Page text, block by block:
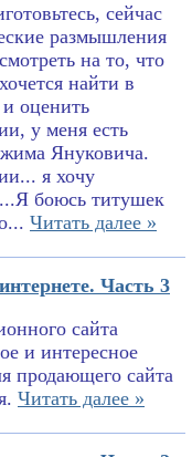
сейчас
размышления
на то, что
найти в
оценить
у меня есть
Януковича.
я хочу
...Я боюсь титушек
Читать далее »
Часть 3
сайта
и интересное
продающего сайта
Читать далее »